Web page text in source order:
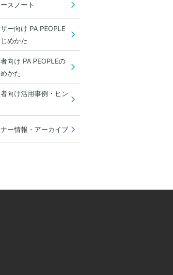
スノート
ー向け PA PEOPLE
めかた
向け PA PEOPLEの
かた
向け活用事例・ヒン
ー情報・アーカイブ